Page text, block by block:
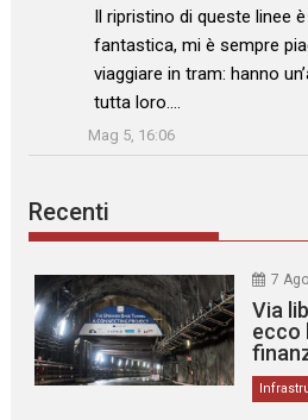
: “
Il ripristino di queste linee
fantastica, mi è sempre
viaggiare in tram: hanno
tutta loro.…
”
Mag 5, 16:06
Recenti
7
Via
ecco